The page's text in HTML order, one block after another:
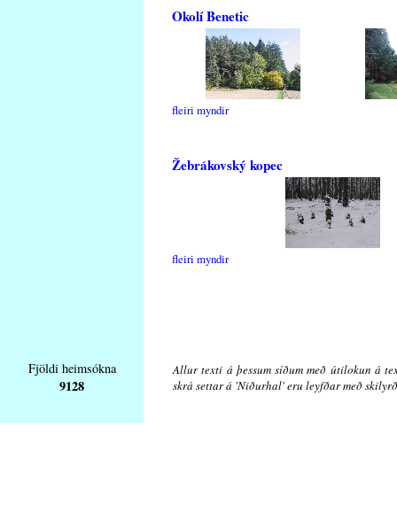
Okolí Benetic
fleiri myndir
Žebrákovský kopec
fleiri myndir
Fjöldi heimsókna
9128
Allur texti á þessum síðum með útilokun á
skrá settar á 'Niðurhal' eru leyfðar með